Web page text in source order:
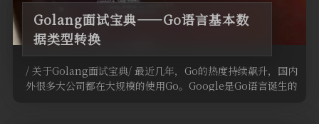
Golang面试宝典——Go语言基本数
据类型转换
/ 关于Golang面试宝典/ 最近几年，Go的热度持续飙升，国内
外很多大公司都在大规模的使用Go。Google是Go语言诞生的